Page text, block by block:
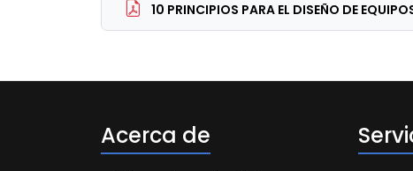
10 PRINCIPIOS PARA EL DISEÑO DE
Acerca de